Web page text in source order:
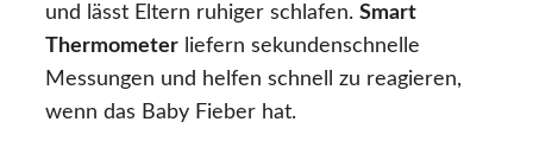
und lässt Eltern ruhiger schlafen. Smart
Thermometer liefern sekundenschnelle
Messungen und helfen schnell zu reagieren,
wenn das Baby Fieber hat.